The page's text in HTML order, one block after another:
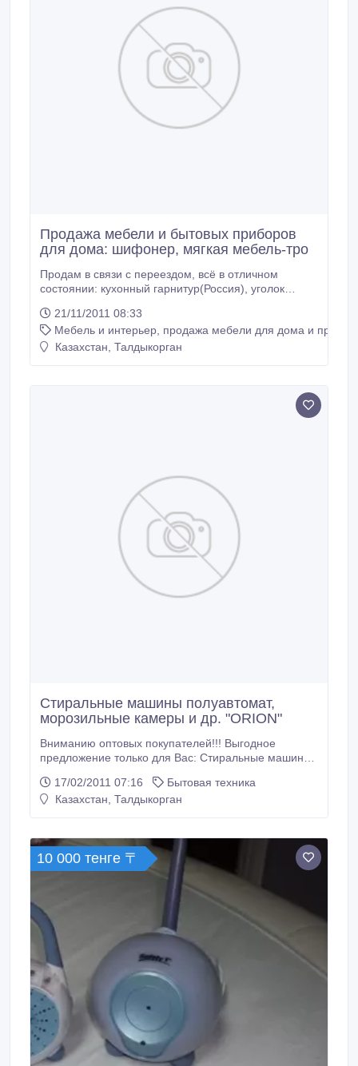
Продажа мебели и бытовых приборов
для дома: шифонер, мягкая мебель-тро
Продам в связи с переездом, всё в отличном
состоянии: кухонный гарнитур(Россия), уголок
полированная под телевизор, шифонер,
холодильник(Весо), стиральная машинаLG, газ
плита (Дарина).
21/11/2011 08:33
Мебель и интерьер, продажа мебели для дома и
Казахстан, Талдыкорган
Стиральные машины полуавтомат,
морозильные камеры и др. "ORION"
Вниманию оптовых покупателей!!! Выгодное
предложение только для Вас: Стиральные машины
обогрева помещений, а также газовые плиты
торговой марки "ORION" по самым низким ценам.
17/02/2011 07:16
Бытовая техника
Казахстан, Талдыкорган
10 000 тенге 〒